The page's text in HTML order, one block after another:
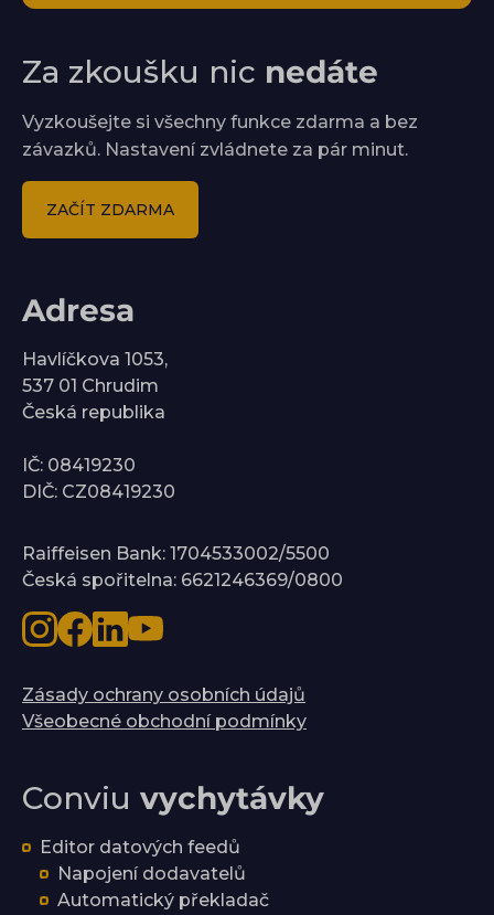
Za zkoušku nic nedáte
Vyzkoušejte si všechny funkce zdarma a bez
závazků. Nastavení zvládnete za pár minut.
ZAČÍT ZDARMA
Adresa
Havlíčkova 1053,
537 01 Chrudim
Česká republika
IČ: 08419230
DIČ: CZ08419230
Raiffeisen Bank: 1704533002/5500
Česká spořitelna: 6621246369/0800
Zásady ochrany osobních údajů
Všeobecné obchodní podmínky
Conviu vychytávky
Editor datových feedů
Napojení dodavatelů
Automatický překladač